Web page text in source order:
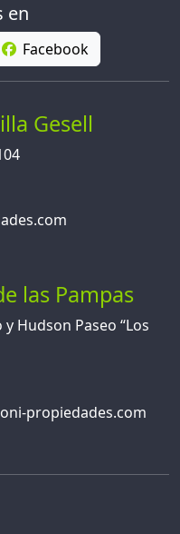
en
Facebook
Gesell
las Pampas
Hudson Paseo “Los
propiedades.com